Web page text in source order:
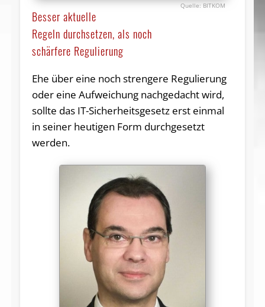
BITKOM
Besser aktuelle
Regeln durchsetzen, als noch
schärfere Regulierung
Ehe über eine noch strengere Regulierung
oder eine Aufweichung nachgedacht wird,
sollte das IT-Sicherheitsgesetz erst einmal
in seiner heutigen Form durchgesetzt
werden.